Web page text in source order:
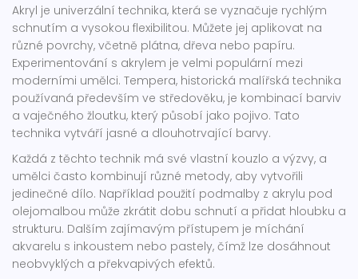
Akryl je univerzální technika, která se vyznačuje rychlým
schnutím a vysokou flexibilitou. Můžete jej aplikovat na
různé povrchy, včetně plátna, dřeva nebo papíru.
Experimentování s akrylem je velmi populární mezi
moderními umělci. Tempera, historická malířská technika
používaná především ve středověku, je kombinací barviv
a vaječného žloutku, který působí jako pojivo. Tato
technika vytváří jasné a dlouhotrvající barvy.
Každá z těchto technik má své vlastní kouzlo a výzvy, a
umělci často kombinují různé metody, aby vytvořili
jedinečné dílo. Například použití podmalby z akrylu pod
olejomalbou může zkrátit dobu schnutí a přidat hloubku a
strukturu. Dalším zajímavým přístupem je míchání
akvarelu s inkoustem nebo pastely, čímž lze dosáhnout
neobvyklých a překvapivých efektů.